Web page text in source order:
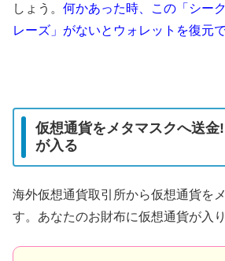
しょう。 何かあった時、この「シー
レーズ」がないとウォレットを復元
仮想通貨をメタマスクへ送金
が入る
海外仮想通貨取引所から仮想通貨を
す。あなたのお財布に仮想通貨が入り